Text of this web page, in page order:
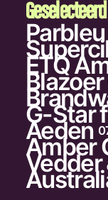
ETQ
Blazoer
G-Star
Aeden
Amber
Vedder